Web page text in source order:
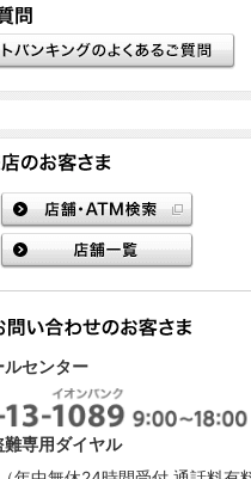
ルセンター
専用ダイヤル